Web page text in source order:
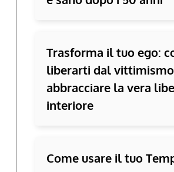
Trasforma il tuo ego:
liberarti dal
abbracciare la vera
interiore
Come usare il tuo